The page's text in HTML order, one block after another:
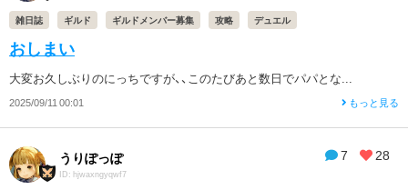
雑日誌 ギルド ギルドメンバー募集 攻略 デュエル
おしまい
大変お久しぶりのにっちですが、、このたびあと数日でパパとな...
2025/09/11 00:01 もっと見る
7 28
うりぽっぽ
ID: hjwaxngyqwf7